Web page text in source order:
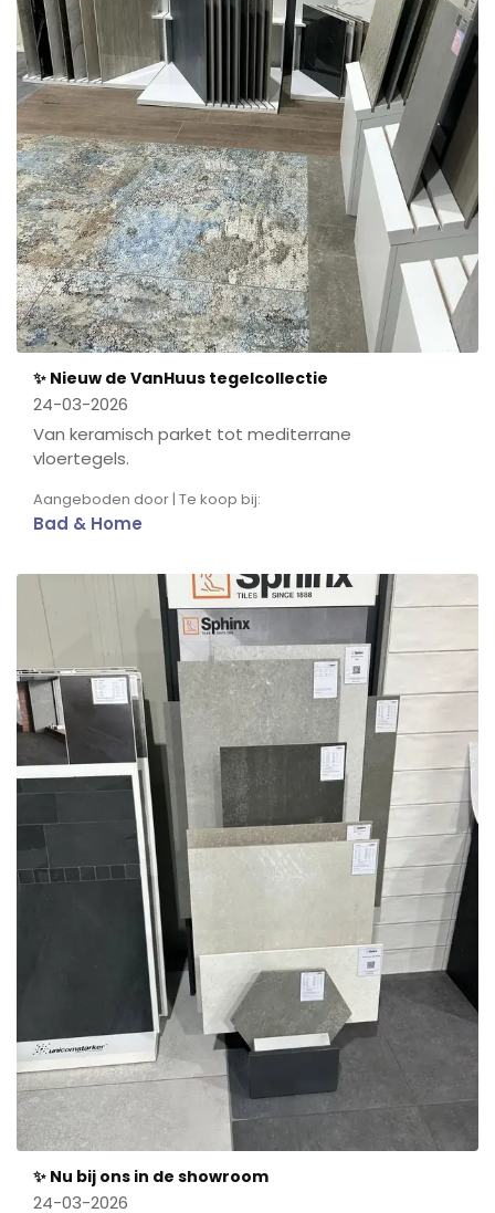
✨ Nieuw de VanHuus tegelcollectie
24-03-2026
Van keramisch parket tot mediterrane
vloertegels.
Aangeboden door | Te koop bij:
Bad & Home
✨ Nu bij ons in de showroom
24-03-2026